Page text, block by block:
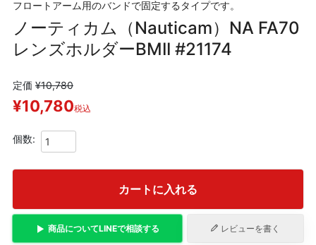
フロートアーム用のバンドで固定するタイプです。
ノーティカム（Nauticam）NA FA70
レンズホルダーBMII #21174
定価 ¥10,780
¥10,780税込
カートに入れる
商品についてLINEで相談する レビューを書く